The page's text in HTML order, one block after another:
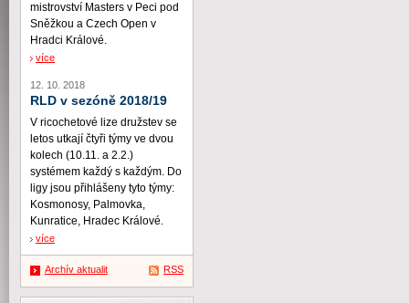
mistrovství Masters v Peci pod
Sněžkou a Czech Open v
Hradci Králové.
více
12. 10. 2018
RLD v sezóně 2018/19
V ricochetové lize družstev se
letos utkají čtyři týmy ve dvou
kolech (10.11. a 2.2.)
systémem každý s každým. Do
ligy jsou přihlášeny tyto týmy:
Kosmonosy, Palmovka,
Kunratice, Hradec Králové.
více
Archív aktualit RSS